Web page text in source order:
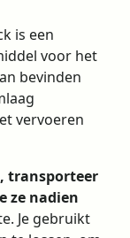
is een
voor het
bevinden
vervoeren
transporteer
ze nadien
Je gebruikt